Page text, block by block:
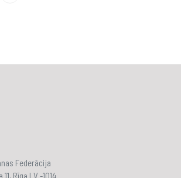
Federācija
Rīga LV -1014